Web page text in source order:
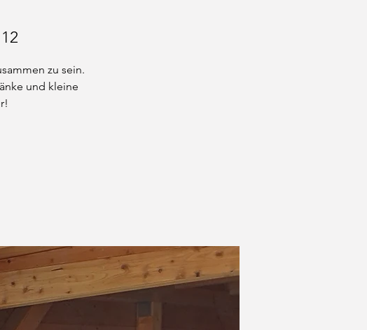
zu sein.
und kleine